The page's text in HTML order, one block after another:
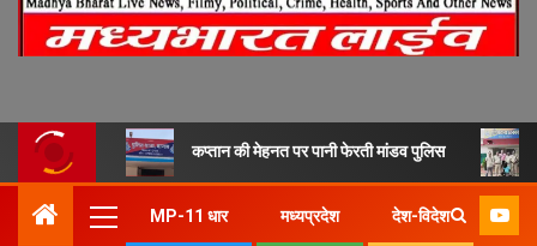
कप्तान की मेहनत पर पानी फेरती मांडव पुलिस
MP-11 धार मध्यप्रदेश देश-विदेश